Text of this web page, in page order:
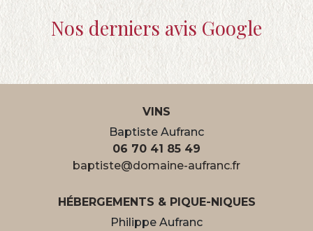
Nos derniers avis Google
VINS
Baptiste Aufranc
06 70 41 85 49
baptiste@domaine-aufranc.fr
HÉBERGEMENTS & PIQUE-NIQUES
Philippe Aufranc